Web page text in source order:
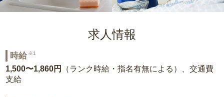
求人情報
時給 ※1
1,500〜1,860円
（ランク時給・指名有無による）、交通費
支給